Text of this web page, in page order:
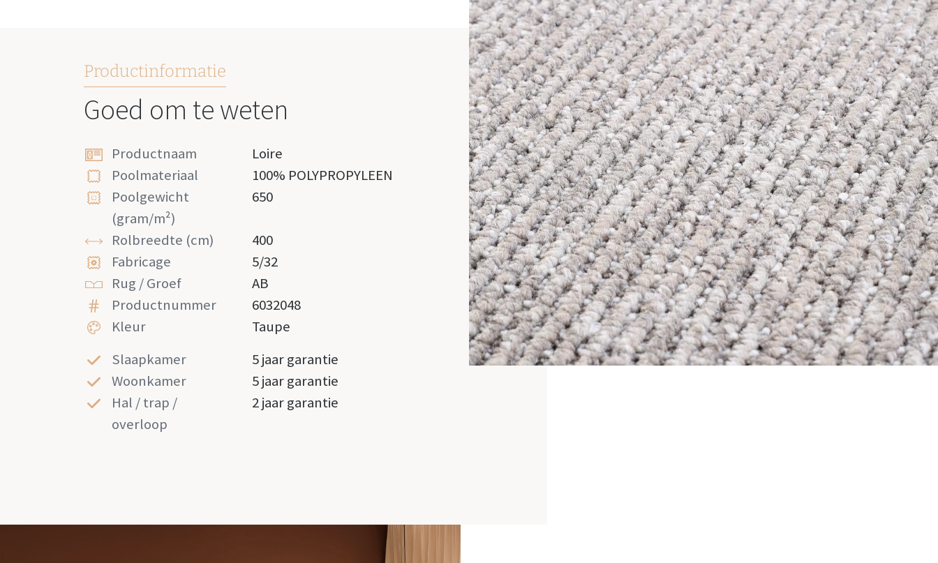
Productinformatie
Goed om te weten
Productnaam
Loire
Poolmateriaal
100% POLYPROPYLEEN
Poolgewicht
(gram/m²)
650
Rolbreedte (cm)
400
Fabricage
5/32
Rug / Groef
AB
Productnummer
6032048
Kleur
Taupe
Slaapkamer
5 jaar garantie
Woonkamer
5 jaar garantie
Hal / trap /
overloop
2 jaar garantie